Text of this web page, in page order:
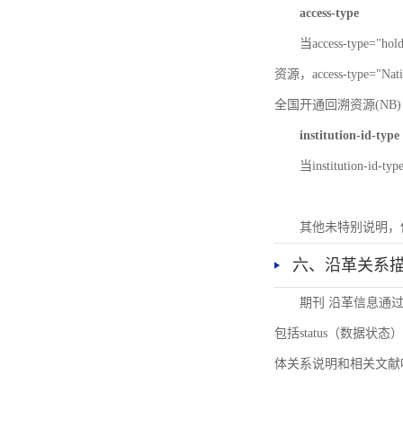
access-type
当access-
资源，access-
全国开通回溯资源(NB)
institution-id-type
当institution-id-
其他未特别说明
六、沿革关系
期刊 沿革信息通
包括status（数据状态
体关系说明和相关文